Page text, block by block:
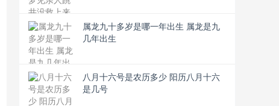
属龙九十多岁是哪一年出生 属龙是九
几年出生
八月十六号是农历多少 阳历八月十六
是几号